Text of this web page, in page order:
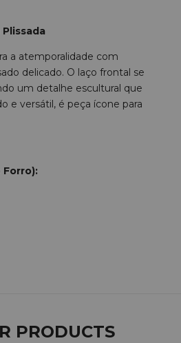
a atemporalidade com
delicado. O laço frontal se
um detalhe escultural que
e versátil, é peça ícone para
PRODUCTS